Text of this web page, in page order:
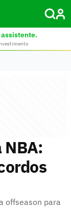
assistente.
offseason para